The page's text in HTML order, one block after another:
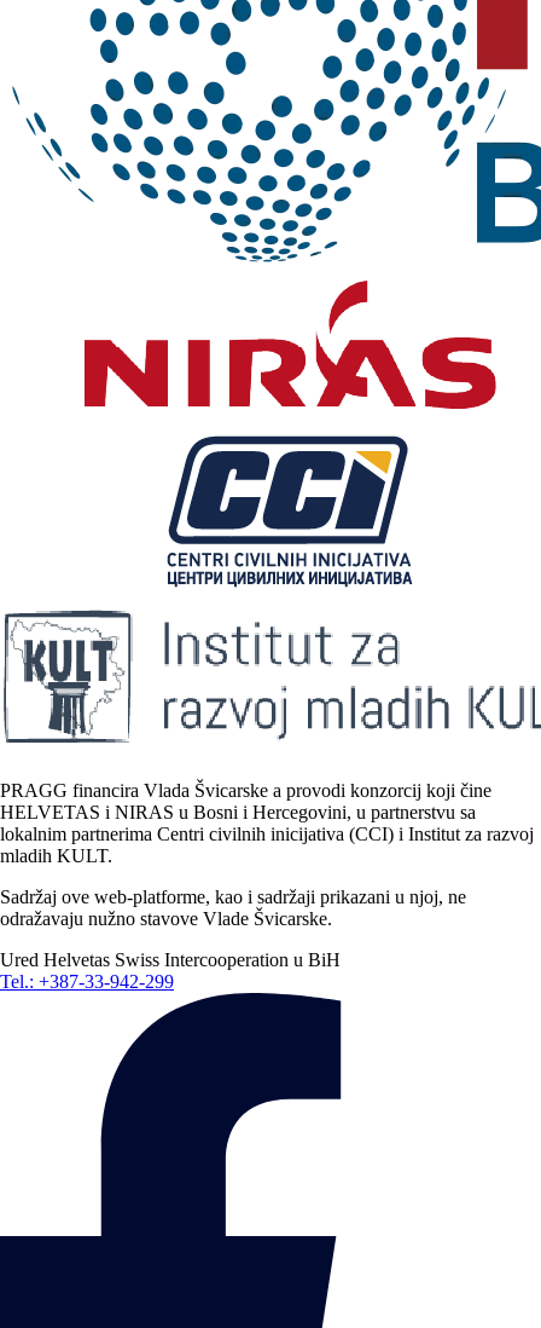
PRAGG financira Vlada Švicarske a provodi konzorcij koji čine
HELVETAS i NIRAS u Bosni i Hercegovini, u partnerstvu sa
lokalnim partnerima Centri civilnih inicijativa (CCI) i Institut za razvoj
mladih KULT.
Sadržaj ove web-platforme, kao i sadržaji prikazani u njoj, ne
odražavaju nužno stavove Vlade Švicarske.
Ured Helvetas Swiss Intercooperation u BiH
Tel.: +387-33-942-299